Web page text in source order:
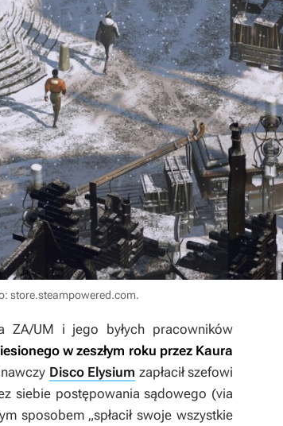
store.steampowered.com.
ZA/UM i jego byłych pracowników
w zeszłym roku przez Kaura
Disco Elysium zapłacił szefowi
siebie postępowania sądowego (via
sposobem „spłacił swoje wszystkie